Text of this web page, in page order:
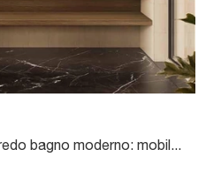
Ottieni informazioni sull'arredo bagno moderno: mobili bagno sospesi in laccato opaco come il modello Slide 06 di Artesi ti aspettano.